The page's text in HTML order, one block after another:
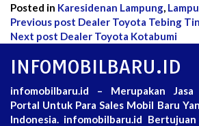
Posted in Karesidenan Lampung,
Post
navigation
Previous post Dealer Toyota Tebing
Next post Dealer Toyota Kotabumi
INFOMOBILBARU.ID
infomobilbaru.id – Merupakan
Portal Untuk Para Sales Mobil Baru
Indonesia. infomobilbaru.id